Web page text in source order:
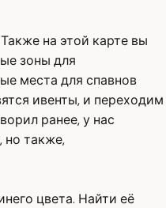
на этой карте вы
зоны для
места для спавнов
ивенты, и переходим
ранее, у нас
но также,
цвета. Найти её